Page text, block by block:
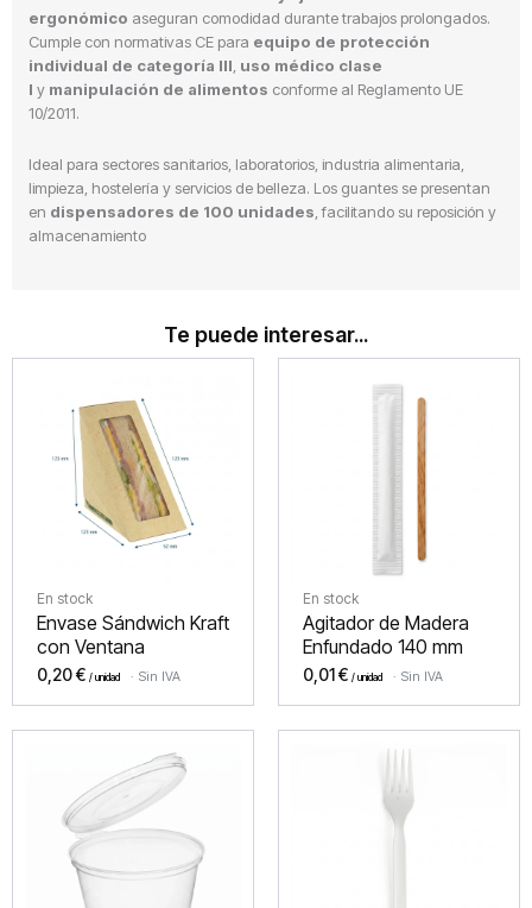
ergonómico aseguran comodidad durante trabajos prolongados.
Cumple con normativas CE para equipo de protección
individual de categoría III uso médico clase
I y manipulación de alimentos conforme al Reglamento UE
10/2011.
Ideal para sectores sanitarios, laboratorios, industria alimentaria,
limpieza, hostelería y servicios de belleza. Los guantes se presentan
en dispensadores de 100 unidades , facilitando su reposición y
almacenamiento
Te puede interesar...
En stock
Envase Sándwich Kraft
con Ventana
0,20€ Sin IVA
En stock
Agitador de Madera
Enfundado 140 mm
0,01€ Sin IVA